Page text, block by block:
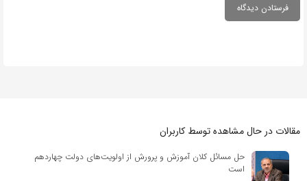
مقالات در حال مشاهده توسط کاربران
حل مسائل کلان آموزش و پرورش از اولویت‌های دولت چهاردهم
است